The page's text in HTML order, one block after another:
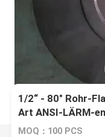
1/2“ - 80" Rohr-
Art ANSI-LÄRM-
MOQ：100 PCS